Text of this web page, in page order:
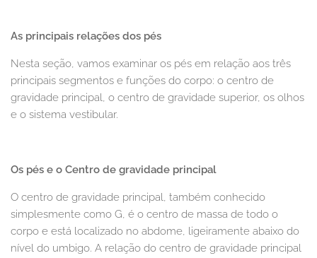
As principais relações dos pés
Nesta seção, vamos examinar os pés em relação aos três
principais segmentos e funções do corpo: o centro de
gravidade principal, o centro de gravidade superior, os olhos
e o sistema vestibular.
Os pés e o Centro de gravidade principal
O centro de gravidade principal, também conhecido
simplesmente como G, é o centro de massa de todo o
corpo e está localizado no abdome, ligeiramente abaixo do
nível do umbigo. A relação do centro de gravidade principal